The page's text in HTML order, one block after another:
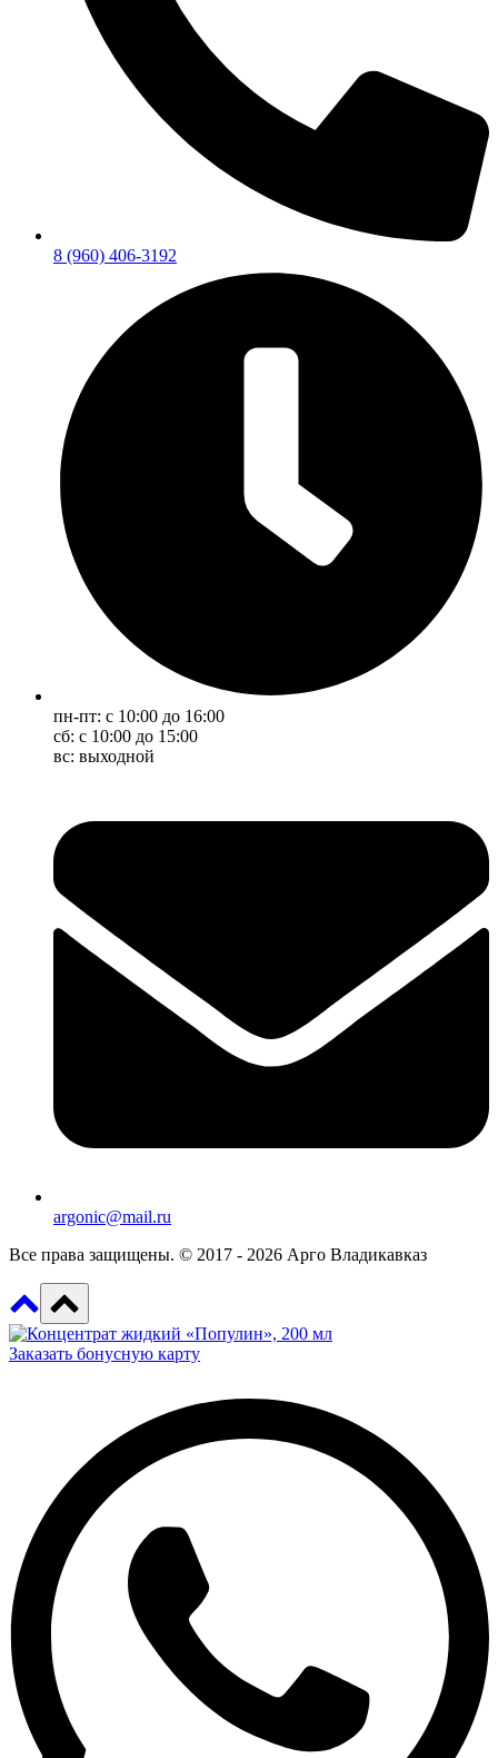
8 (960) 406-3192
пн-пт: с 10:00 до 16:00
сб: с 10:00 до 15:00
вс: выходной
argonic@mail.ru
Все права защищены. © 2017 - 2026 Арго Владикавказ
Заказать бонусную карту